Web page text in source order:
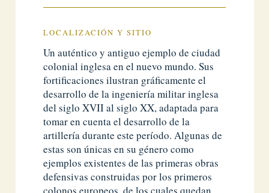
LOCALIZACIÓN Y SITIO
Un auténtico y antiguo ejemplo de ciudad
colonial inglesa en el nuevo mundo. Sus
fortificaciones ilustran gráficamente el
desarrollo de la ingeniería militar inglesa
del siglo XVII al siglo XX, adaptada para
tomar en cuenta el desarrollo de la
artillería durante este período. Algunas de
estas son únicas en su género como
ejemplos existentes de las primeras obras
defensivas construidas por los primeros